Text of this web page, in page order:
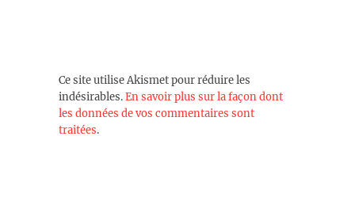
Ce site utilise Akismet pour réduire les
indésirables.En savoir plus sur la façon dont
les données de vos commentaires sont
traitées.